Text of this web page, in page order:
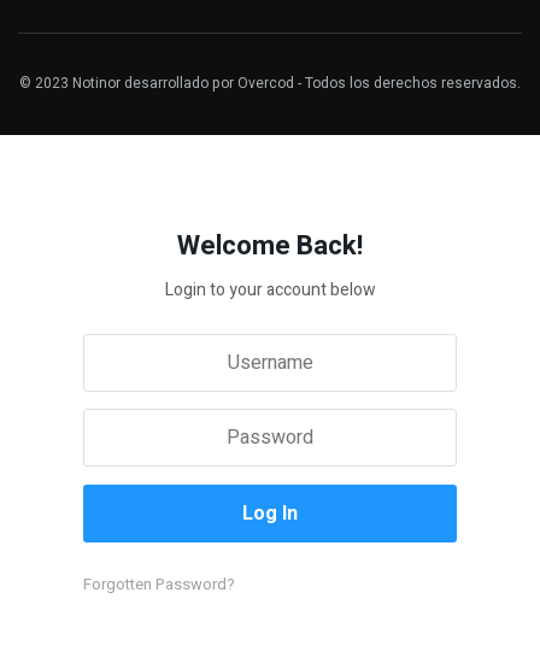
© 2023 Notinor desarrollado por Overcod - Todos los derechos reservados.
Welcome Back!
Login to your account below
Forgotten Password?